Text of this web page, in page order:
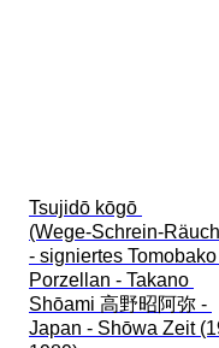
Tsujidō kōgō
- signiertes
Porzellan - Takano
Shōami 高野昭阿弥 -
Japan - Shōwa Zeit